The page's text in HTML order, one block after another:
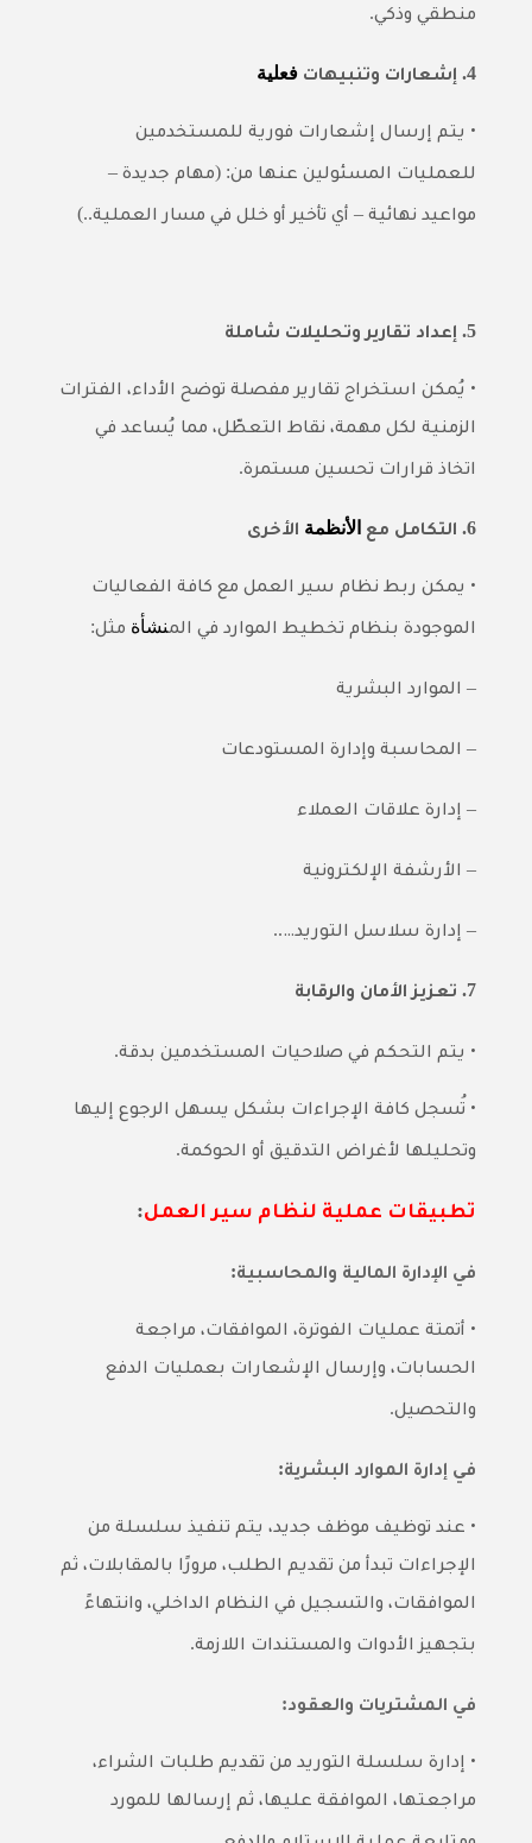
منطقي وذكي.
4. إشعارات وتنبيهاتفعلية
• يتم إرسال إشعارات فورية للمستخدمين
للعمليات المسئولين عنها من: (مهام جديدة–
مواعيد نهائية– أي تأخير أو خلل في مسار العملية..)
5. إعداد تقارير وتحليلات شاملة
• يُمكن استخراج تقارير مفصلة توضح الأداء، الفترات
الزمنية لكل مهمة، نقاط التعطّل، مما يُساعد في
اتخاذ قرارات تحسين مستمرة.
6. التكامل مع الأنظمة الأخرى
• يمكن ربط نظام سير العمل مع كافة الفعاليات
الموجودة بنظام تخطيط الموارد في المنشأة مثل:
– الموارد البشرية
– المحاسبة وإدارة المستودعات
– إدارة علاقات العملاء
– الأرشفة الإلكترونية
– إدارة سلاسل التوريد…..
7. تعزيز الأمان والرقابة
• يتم التحكم في صلاحيات المستخدمين بدقة.
• تُسجل كافة الإجراءات بشكل يسهل الرجوع إليها
وتحليلها لأغراض التدقيق أو الحوكمة.
تطبيقات عملية لنظام سير العمل:
في الإدارة المالية والمحاسبية:
• أتمتة عمليات الفوترة، الموافقات، مراجعة
الحسابات، وإرسال الإشعارات بعمليات الدفع
والتحصيل.
في إدارة الموارد البشرية:
• عند توظيف موظف جديد، يتم تنفيذ سلسلة من
الإجراءات تبدأ من تقديم الطلب، مرورًا بالمقابلات، ثم
الموافقات، والتسجيل في النظام الداخلي، وانتهاءً
بتجهيز الأدوات والمستندات اللازمة.
في المشتريات والعقود:
• إدارة سلسلة التوريد من تقديم طلبات الشراء،
مراجعتها، الموافقة عليها، ثم إرسالها للمورد